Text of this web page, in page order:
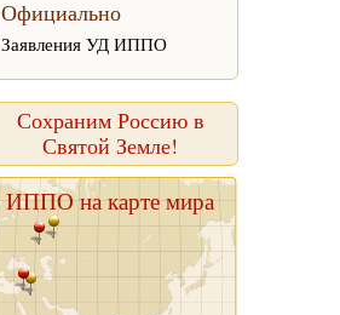
Официально
Заявления УД ИППО
Сохраним Россию в
Святой Земле!
ИППО на карте мира